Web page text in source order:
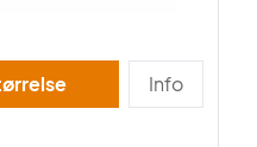
størrelse Info